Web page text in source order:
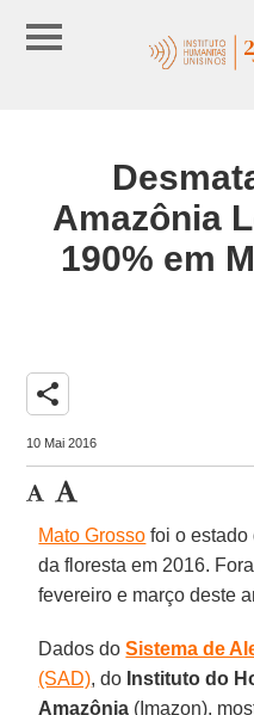
Amazônia
190% em
share
10 Mai 2016
Mato Grosso foi o estado
da floresta em 2016.
fevereiro e março deste
Dados doSistema de
(SAD), do Instituto do
Amazônia (Imazon),